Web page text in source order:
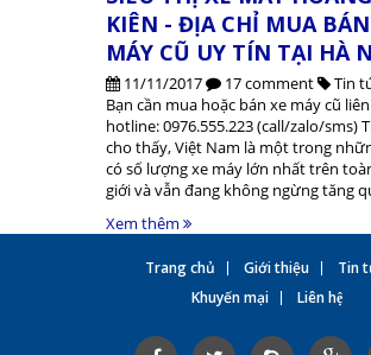
KIÊN - ĐỊA CHỈ MUA
MÁY CŨ UY TÍN TẠI HÀ
11/11/2017 17 comment
Tin
Bạn cần mua hoặc bán xe máy cũ
hotline: 0976.555.223 (call/zalo/sms)
cho thấy, Việt Nam là một trong
có số lượng xe máy lớn nhất trên
giới và vẫn đang không ngừng tăng
Xem thêm
Trang chủ Giới thiệu
Tin
Khuyến mại
Liên hệ